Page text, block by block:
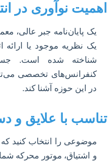
اهمیت نوآوری در
یک پایان‌نامه جبر عالی،
یک نظریه موجود یا ارائه
شناخته شده است.
کنفرانس‌های تخصصی
در این حوزه آشنا کند.
تناسب با علایق و
موضوعی را انتخاب کنید که
و اشتیاق، موتور محرکه